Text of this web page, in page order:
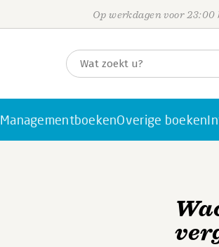
Op werkdagen voor
ManagementboekenOverige boeken